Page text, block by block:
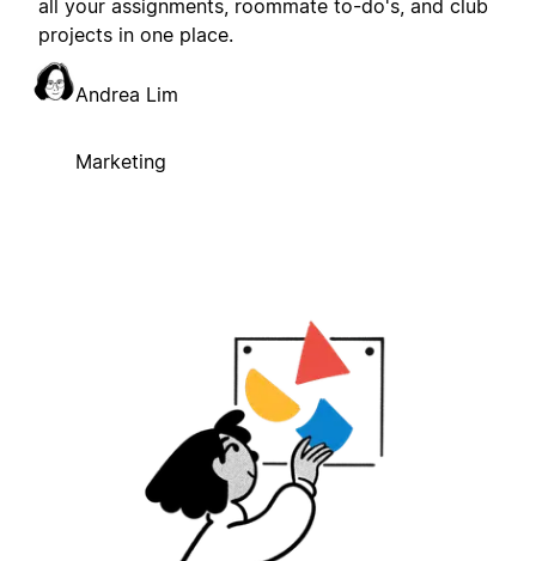
all your assignments, roommate to-do's, and club
projects in one place.
Andrea Lim
Marketing